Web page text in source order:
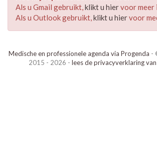
Als u Gmail gebruikt,klikt u hiervoor meer
Als u Outlook gebruikt,klikt u hiervoor
Medische en professionele agenda via Progenda -
2015 - 2026 - lees de privacyverklaring